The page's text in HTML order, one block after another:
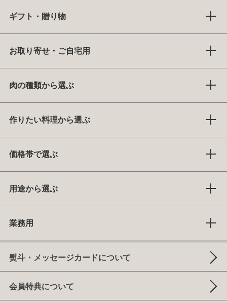
ギフト・贈り物
お取り寄せ・ご自宅用
肉の種類から選ぶ
作りたい料理から選ぶ
価格帯で選ぶ
用途から選ぶ
業務用
熨斗・メッセージカードについて
会員特典について